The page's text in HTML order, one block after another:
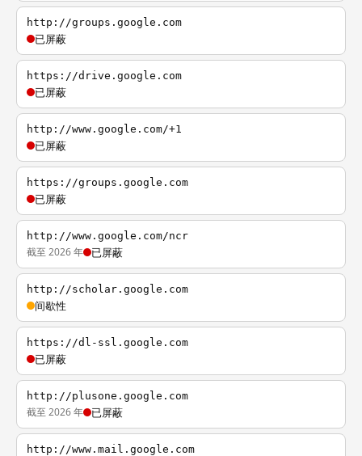
http://groups.google.com
已屏蔽
https://drive.google.com
已屏蔽
http://www.google.com/+1
已屏蔽
https://groups.google.com
已屏蔽
http://www.google.com/ncr
截至 2026 年 已屏蔽
http://scholar.google.com
间歇性
https://dl-ssl.google.com
已屏蔽
http://plusone.google.com
截至 2026 年 已屏蔽
http://www.mail.google.com